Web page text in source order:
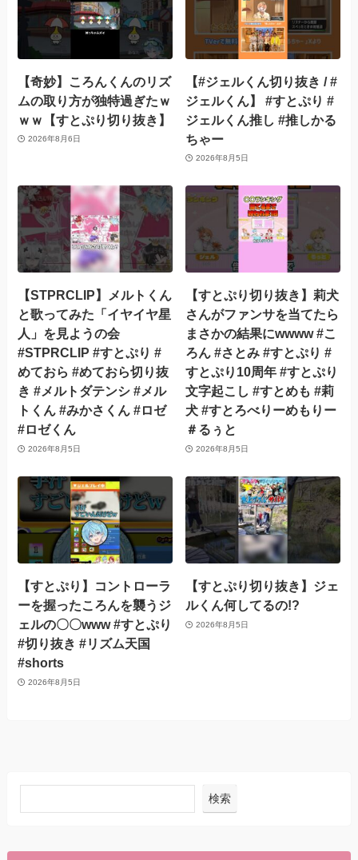
【奇妙】ころんくんのリズ
ムの取り方が独特過ぎたｗ
ｗｗ【すとぷり切り抜き】
2026年8月6日
【#ジェルくん切り抜き / #
ジェルくん】 #すとぷり #
ジェルくん推し #推しかる
ちゃー
2026年8月5日
【STPRCLIP】メルトくん
と歌ってみた「イヤイヤ星
人」を見ようの会
#STPRCLIP #すとぷり #
めておら #めておら切り抜
き #メルトダテンシ #メル
トくん #みかさくん #ロゼ
#ロゼくん
2026年8月5日
【すとぷり切り抜き】莉犬
さんがファンサを当てたら
まさかの結果にwwww #こ
ろん #さとみ #すとぷり #
すとぷり10周年 #すとぷり
文字起こし #すとめも #莉
犬 #すとろべりーめもりー
＃るぅと
2026年8月5日
【すとぷり】コントローラ
ーを握ったころんを襲うジ
ェルの〇〇www #すとぷり
#切り抜き #リズム天国
#shorts
2026年8月5日
【すとぷり切り抜き】ジェ
ルくん何してるの!?
2026年8月5日
検索